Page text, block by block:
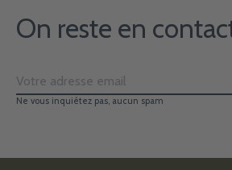
On reste en
Ne vous inquiétez pas, aucun spam